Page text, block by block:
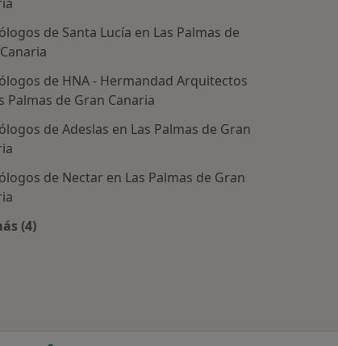
de Santa Lucía en Las Palmas de
de HNA - Hermandad Arquitectos
Palmas de Gran Canaria
de Adeslas en Las Palmas de Gran
de Nectar en Las Palmas de Gran
(4)